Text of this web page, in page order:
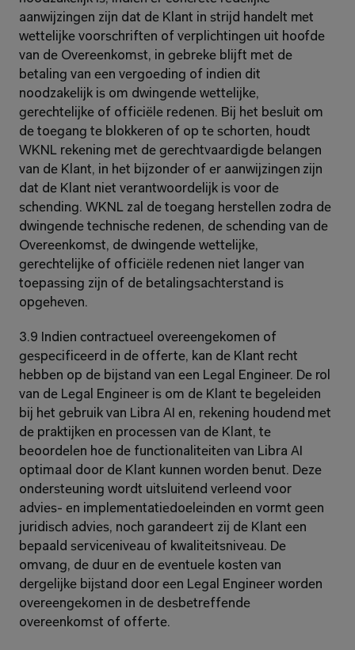
aanwijzingen zijn dat de Klant in strijd handelt met
wettelijke voorschriften of verplichtingen uit hoofde
van de Overeenkomst, in gebreke blijft met de
betaling van een vergoeding of indien dit
noodzakelijk is om dwingende wettelijke,
gerechtelijke of officiële redenen. Bij het besluit om
de toegang te blokkeren of op te schorten, houdt
WKNL rekening met de gerechtvaardigde belangen
van de Klant, in het bijzonder of er aanwijzingen zijn
dat de Klant niet verantwoordelijk is voor de
schending. WKNL zal de toegang herstellen zodra de
dwingende technische redenen, de schending van de
Overeenkomst, de dwingende wettelijke,
gerechtelijke of officiële redenen niet langer van
toepassing zijn of de betalingsachterstand is
opgeheven.
3.9 Indien contractueel overeengekomen of
gespecificeerd in de offerte, kan de Klant recht
hebben op de bijstand van een Legal Engineer. De rol
van de Legal Engineer is om de Klant te begeleiden
bij het gebruik van Libra AI en, rekening houdend met
de praktijken en processen van de Klant, te
beoordelen hoe de functionaliteiten van Libra AI
optimaal door de Klant kunnen worden benut. Deze
ondersteuning wordt uitsluitend verleend voor
advies- en implementatiedoeleinden en vormt geen
juridisch advies, noch garandeert zij de Klant een
bepaald serviceniveau of kwaliteitsniveau. De
omvang, de duur en de eventuele kosten van
dergelijke bijstand door een Legal Engineer worden
overeengekomen in de desbetreffende
overeenkomst of offerte.